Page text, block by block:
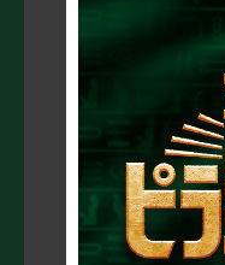
ジーン
・1人
行くと
・スマ